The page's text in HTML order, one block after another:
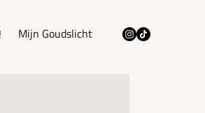
Mijn Goudslicht